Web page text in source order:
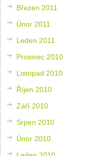
Březen 2011
Únor 2011
Leden 2011
Prosinec 2010
Listopad 2010
Říjen 2010
Září 2010
Srpen 2010
Únor 2010